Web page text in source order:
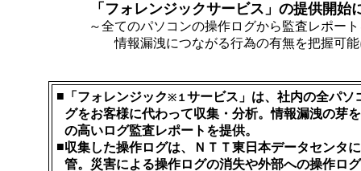
「フォレンジックサービス」の提供開始
～全てのパソコンの操作ログから監査レポー
情報漏洩につながる行為の有無を把握可
■ 「フォレンジック※１サービス」は、社内の全パソ
グをお客様に代わって収集・分析。情報漏洩の芽
の高いログ監査レポートを提供。
■収集した操作ログは、ＮＴＴ東日本データセンタ
管。災害による操作ログの消失や外部への操作ロ